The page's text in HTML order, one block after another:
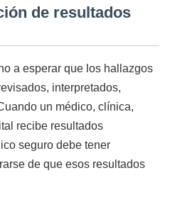
de resultados
a esperar que los hallazgos
interpretados,
un médico, clínica,
recibe resultados
seguro debe tener
de que esos resultados